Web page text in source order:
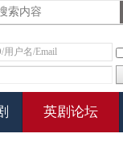
英剧论坛